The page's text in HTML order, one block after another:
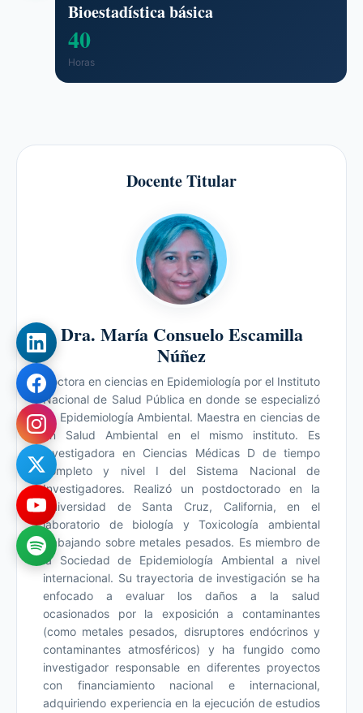
Bioestadística básica
40
Horas
Docente Titular
Dra. María Consuelo Escamilla
Núñez
Doctora en ciencias en Epidemiología por el Instituto
Nacional de Salud Pública en donde se especializó
en Epidemiología Ambiental. Maestra en ciencias de
en Salud Ambiental en el mismo instituto. Es
investigadora en Ciencias Médicas D de tiempo
completo y nivel I del Sistema Nacional de
Investigadores. Realizó un postdoctorado en la
Universidad de Santa Cruz, California, en el
laboratorio de biología y Toxicología ambiental
trabajando sobre metales pesados. Es miembro de
la Sociedad de Epidemiología Ambiental a nivel
internacional. Su trayectoria de investigación se ha
enfocado a evaluar los daños a la salud
ocasionados por la exposición a contaminantes
(como metales pesados, disruptores endócrinos y
contaminantes atmosféricos) y ha fungido como
investigador responsable en diferentes proyectos
con financiamiento nacional e internacional,
adquiriendo experiencia en la ejecución de estudios